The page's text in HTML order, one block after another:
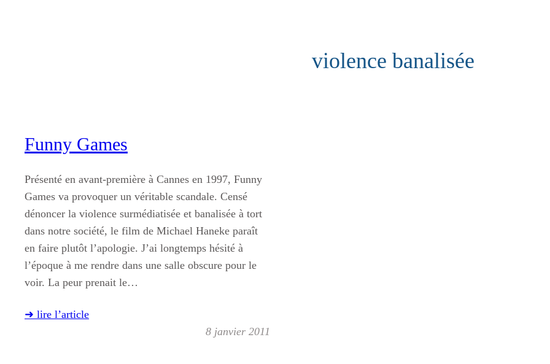
violence banalisée
Funny Games
Présenté en avant-première à Cannes en 1997, Funny
Games va provoquer un véritable scandale. Censé
dénoncer la violence surmédiatisée et banalisée à tort
dans notre société, le film de Michael Haneke paraît
en faire plutôt l’apologie. J’ai longtemps hésité à
l’époque à me rendre dans une salle obscure pour le
voir. La peur prenait le…
➜ lire l’article
8 janvier 2011